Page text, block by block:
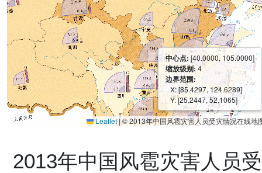
中心点: [40.0000, 105.0000]
缩放级别:4
边界范围:
X: [85.4297, 124.6289]
Y: [25.2447, 52.1065]
Leaflet |© 2013年中国风雹灾害人员受灾情况在线地
2013年中国风雹灾害人员受